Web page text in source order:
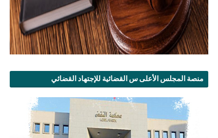
منصة المجلس الأعلى س القضائية للإجتهاد القضائي